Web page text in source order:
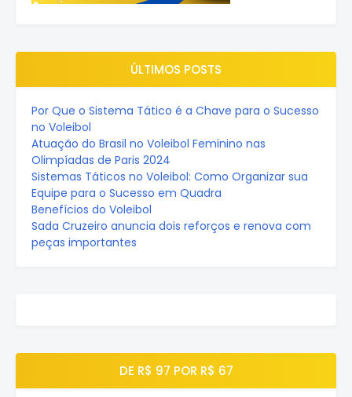
ÚLTIMOS POSTS
Por Que o Sistema Tático é a Chave para o Sucesso
no Voleibol
Atuação do Brasil no Voleibol Feminino nas
Olimpíadas de Paris 2024
Sistemas Táticos no Voleibol: Como Organizar sua
Equipe para o Sucesso em Quadra
Benefícios do Voleibol
Sada Cruzeiro anuncia dois reforços e renova com
peças importantes
DE R$ 97 POR R$ 67